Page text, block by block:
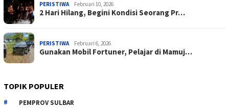
PERISTIWA Februari 10, 2026
2 Hari Hilang, Begini Kondisi Seorang Pr…
PERISTIWA Februari 6, 2026
Gunakan Mobil Fortuner, Pelajar di Mamuj…
TOPIK POPULER
PEMPROV SULBAR